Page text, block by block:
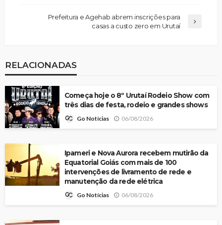
Prefeitura e Agehab abrem inscrições para
casas a custo zero em Urutaí
RELACIONADAS
Começa hoje o 8º Urutaí Rodeio Show com
três dias de festa, rodeio e grandes shows
Go Notícias 06/08/2026
Ipameri e Nova Aurora recebem mutirão da
Equatorial Goiás com mais de 100
intervenções de livramento de rede e
manutenção da rede elétrica
Go Notícias 06/08/2026